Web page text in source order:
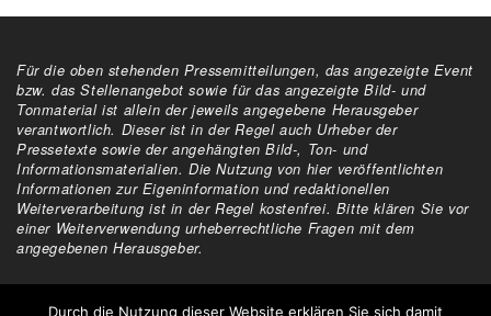
Für die oben stehenden Pressemitteilungen, das angezeigte Event
bzw. das Stellenangebot sowie für das angezeigte Bild- und
Tonmaterial ist allein der jeweils angegebene Herausgeber
verantwortlich. Dieser ist in der Regel auch Urheber der
Pressetexte sowie der angehängten Bild-, Ton- und
Informationsmaterialien. Die Nutzung von hier veröffentlichten
Informationen zur Eigeninformation und redaktionellen
Weiterverarbeitung ist in der Regel kostenfrei. Bitte klären Sie vor
einer Weiterverwendung urheberrechtliche Fragen mit dem
angegebenen Herausgeber.
Alle Rechte vorbehalten
Durch die Nutzung dieser Website erklären Sie sich damit